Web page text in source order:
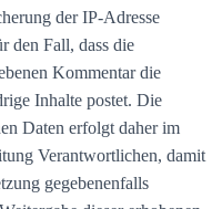
der IP-Adresse
den Fall, dass die
Kommentar die
Inhalte postet. Die
Daten erfolgt daher im
Verantwortlichen, damit
gegebenenfalls